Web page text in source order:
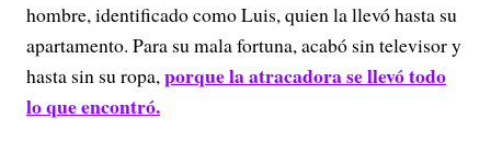
hombre, identificado como Luis, quien la llevó hasta su
apartamento. Para su mala fortuna, acabó sin televisor y
hasta sin su ropa,porque la atracadora se llevó todo
lo que encontró.